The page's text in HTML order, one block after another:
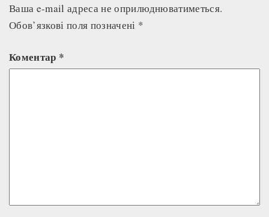
Ваша e-mail адреса не оприлюднюватиметься.
Обов’язкові поля позначені *
Коментар *